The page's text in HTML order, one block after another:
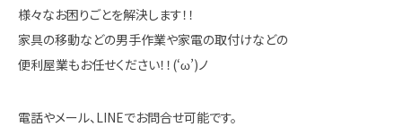
様々なお困りごとを解決します！！
家具の移動などの男手作業や家電の取付けなどの
便利屋業もお任せください！！(‘ω’)ノ
電話やメール、LINEでお問合せ可能です。